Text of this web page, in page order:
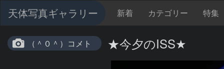
天体写真ギャラリー 新着 カテゴリー 特集
（＾０＾）コメト ★今夕のISS★